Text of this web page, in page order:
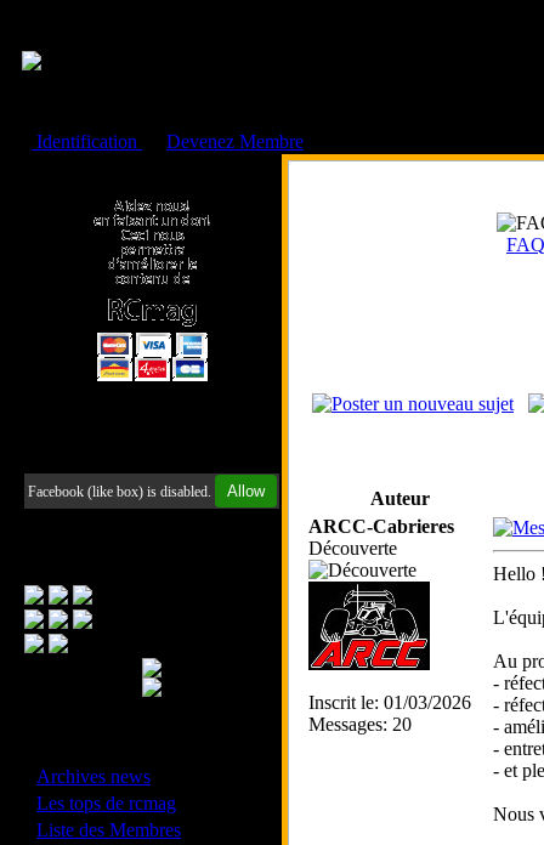
Identification
Devenez Membre
Facebook (like box) is disabled. Allow
Archives news
Les tops de rcmag
Liste des Membres
FAQ
Auteur
ARCC-Cabrieres
Découverte
Inscrit le: 01/03/2026
Messages: 20
Hello
Au
-
-
-
-
- et
Nous